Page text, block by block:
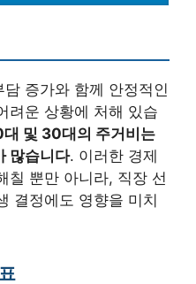
증가와 함께 안정적인
려운 상황에 처해 있습
및 30대의 주거비는
많습니다. 이러한 경제
칠 뿐만 아니라, 직장 선
결정에도 영향을 미치